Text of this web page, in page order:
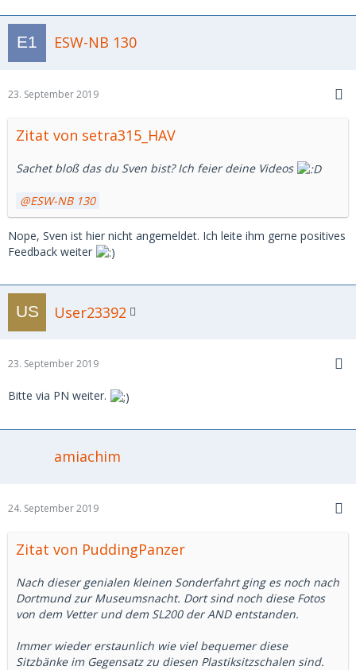
ESW-NB 130
23. September 2019
Zitat von setra315_HAV
Sachet bloß das du Sven bist? Ich feier deine Videos
ESW-NB 130
Nope, Sven ist hier nicht angemeldet. Ich leite ihm gerne positives
Feedback weiter
User23392
23. September 2019
Bitte via PN weiter.
amiachim
24. September 2019
Zitat von PuddingPanzer
Nach dieser genialen kleinen Sonderfahrt ging es noch nach
Dortmund zur Museumsnacht. Dort sind noch diese Fotos
von dem Vetter und dem SL200 der AND entstanden.
Immer wieder erstaunlich wie viel bequemer diese
Sitzbänke im Gegensatz zu diesen Plastiksitzschalen sind.